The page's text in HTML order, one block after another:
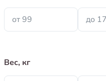
от 99 до
Вес, кг